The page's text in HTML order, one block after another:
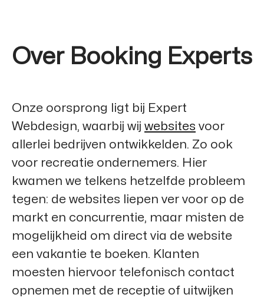
Over Booking Experts
Onze oorsprong ligt bij Expert
Webdesign, waarbij wij websites voor
allerlei bedrijven ontwikkelden. Zo ook
voor recreatie ondernemers. Hier
kwamen we telkens hetzelfde probleem
tegen: de websites liepen ver voor op de
markt en concurrentie, maar misten de
mogelijkheid om direct via de website
een vakantie te boeken. Klanten
moesten hiervoor telefonisch contact
opnemen met de receptie of uitwijken